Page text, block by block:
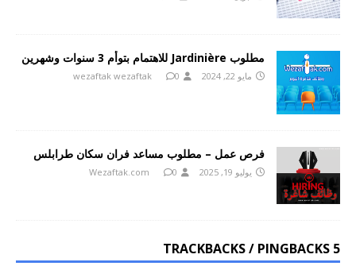
مطلوب Jardinière للاهتمام بتوأم 3 سنوات وشهرين
مايو 22, 2024 wezaftak wezaftak 0
فرص عمل – مطلوب مساعد فران سكان طرابلس
يوليو 19, 2025 Wezaftak.com 0
5 TRACKBACKS / PINGBACKS